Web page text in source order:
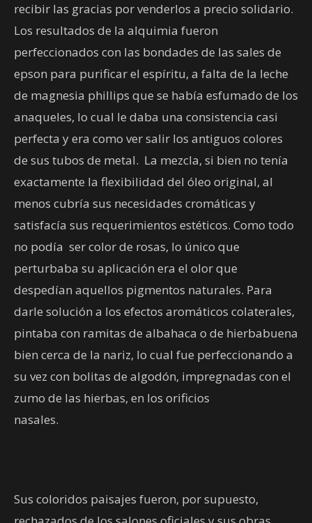
recibir las gracias por venderlos a precio solidario.
Los resultados de la alquimia fueron
perfeccionados con las bondades de las sales de
epson para purificar el espíritu, a falta de la leche
de magnesia phillips que se había esfumado de los
anaqueles, lo cual le daba una consistencia casi
perfecta y era como ver salir los antiguos colores
de sus tubos de metal. La mezcla, si bien no tenía
exactamente la flexibilidad del óleo original, al
menos cubría sus necesidades cromáticas y
satisfacía sus requerimientos estéticos. Como todo
no podía ser color de rosas, lo único que
perturbaba su aplicación era el olor que
despedían aquellos pigmentos naturales. Para
darle solución a los efectos aromáticos colaterales,
pintaba con ramitas de albahaca o de hierbabuena
bien cerca de la nariz, lo cual fue perfeccionando a
su vez con bolitas de algodón, impregnadas con el
zumo de las hierbas, en los orificios
nasales.
Sus coloridos paisajes fueron, por supuesto,